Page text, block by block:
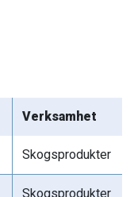
Verksamhet
Skogsprodukter
Skogsprodukter